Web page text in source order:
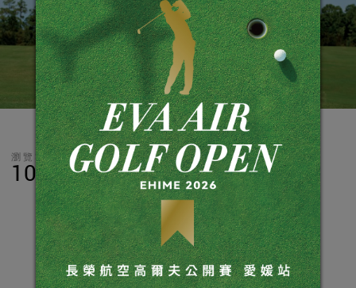
瀏覽數
10,177 分享 LINE